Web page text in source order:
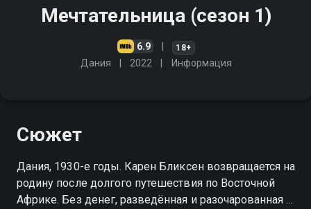
Мечтательница (сезон 1)
6.9 18+
Дания 2022 Информация
Сюжет
Дания, 1930-е годы. Карен Бликсен возвращается на
родину после долгого путешествия по Восточной
Африке. Без денег, разведённая и разочарованная в